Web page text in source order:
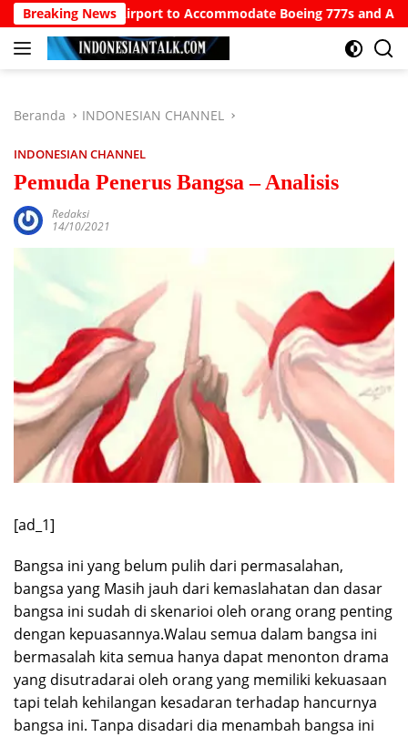
Langsung
ke
konten
Breaking News
Bali Airport to Accommodate Boeing 777s and Airbus
Beranda INDONESIAN CHANNEL
INDONESIAN CHANNEL
Pemuda Penerus Bangsa – Analisis
Redaksi
14/10/2021
[ad_1]
Bangsa ini yang belum pulih dari permasalahan,
bangsa yang Masih jauh dari kemaslahatan dan dasar
bangsa ini sudah di skenarioi oleh orang orang penting
dengan kepuasannya.Walau semua dalam bangsa ini
bermasalah kita semua hanya dapat menonton drama
yang disutradarai oleh orang yang memiliki kekuasaan
tapi telah kehilangan kesadaran terhadap hancurnya
bangsa ini. Tanpa disadari dia menambah bangsa ini